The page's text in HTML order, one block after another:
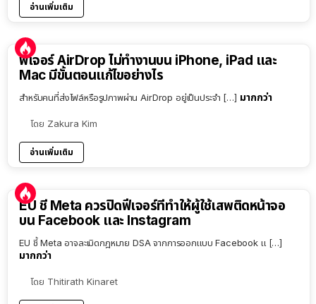
อ่านเพิ่มเติม
ฟีเจอร์ AirDrop ไม่ทำงานบน iPhone, iPad และ
Mac มีขั้นตอนแก้ไขอย่างไร
สำหรับคนที่ส่งไฟล์หรือรูปภาพผ่าน AirDrop อยู่เป็นประจำ […] มากกว่า
โดย Zakura Kim
อ่านเพิ่มเติม
EU ชี้ Meta ควรปิดฟีเจอร์ที่ทำให้ผู้ใช้เสพติดหน้าจอ
บน Facebook และ Instagram
EU ชี้ Meta อาจละเมิดกฎหมาย DSA จากการออกแบบ Facebook แ […]
มากกว่า
โดย Thitirath Kinaret